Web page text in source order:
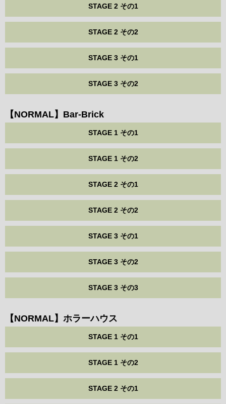
STAGE 2 その1
STAGE 2 その2
STAGE 3 その1
STAGE 3 その2
【NORMAL】Bar-Brick
STAGE 1 その1
STAGE 1 その2
STAGE 2 その1
STAGE 2 その2
STAGE 3 その1
STAGE 3 その2
STAGE 3 その3
【NORMAL】ホラーハウス
STAGE 1 その1
STAGE 1 その2
STAGE 2 その1